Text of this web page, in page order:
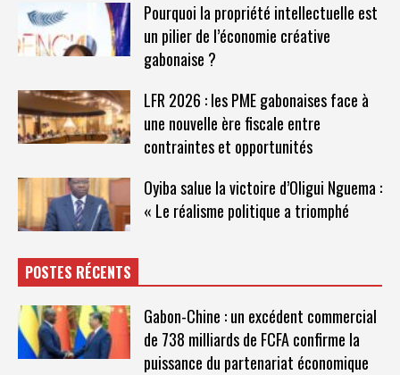
Pourquoi la propriété intellectuelle est
un pilier de l’économie créative
gabonaise ?
LFR 2026 : les PME gabonaises face à
une nouvelle ère fiscale entre
contraintes et opportunités
Oyiba salue la victoire d’Oligui Nguema :
« Le réalisme politique a triomphé
POSTES RÉCENTS
Gabon-Chine : un excédent commercial
de 738 milliards de FCFA confirme la
puissance du partenariat économique